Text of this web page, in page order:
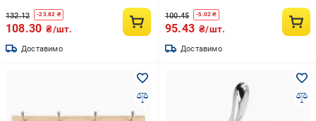
132.12 -23.82 ₴
108.30 ₴/шт.
Доставимо
100.45 -5.02 ₴
95.43 ₴/шт.
Доставимо